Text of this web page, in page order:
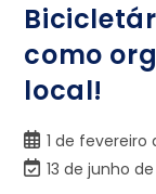
como
local!
1 de fevereiro
13 de junho